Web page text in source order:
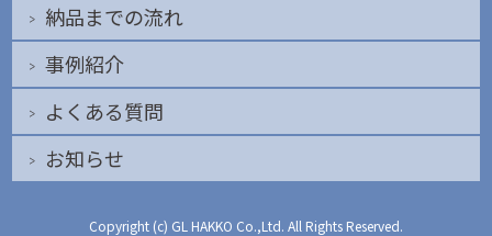
納品までの流れ
事例紹介
よくある質問
お知らせ
Copyright (c) GL HAKKO Co.,Ltd. All Rights Reserved.